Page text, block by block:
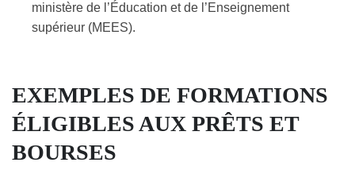
ministère de l’Éducation et de l’Enseignement
supérieur (MEES).
EXEMPLES DE FORMATIONS
ÉLIGIBLES AUX PRÊTS ET
BOURSES